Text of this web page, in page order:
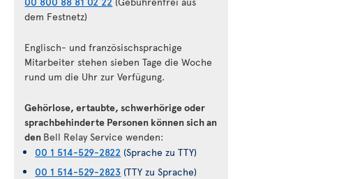
dem Festnetz)
Englisch- und französischsprachige
Mitarbeiter stehen sieben Tage die Woche
rund um die Uhr zur Verfügung.
Gehörlose, ertaubte, schwerhörige oder
sprachbehinderte Personen können sich an
den Bell Relay Service wenden:
00 1 514-529-2822 (Sprache zu TTY)
00 1 514-529-2823 (TTY zu Sprache)